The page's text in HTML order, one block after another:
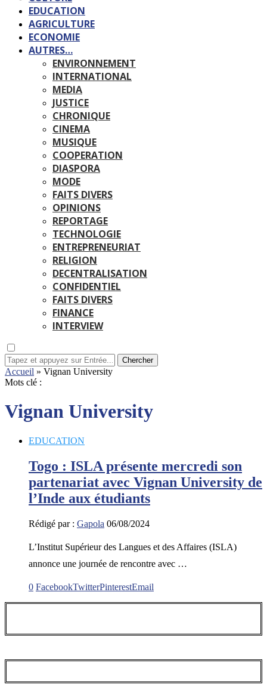
EDUCATION
AGRICULTURE
ECONOMIE
AUTRES…
ENVIRONNEMENT
INTERNATIONAL
MEDIA
JUSTICE
CHRONIQUE
CINEMA
MUSIQUE
COOPERATION
DIASPORA
MODE
FAITS DIVERS
OPINIONS
REPORTAGE
TECHNOLOGIE
ENTREPRENEURIAT
RELIGION
DECENTRALISATION
CONFIDENTIEL
FAITS DIVERS
FINANCE
INTERVIEW
Chercher
Accueil » Vignan University
Mots clé :
Vignan University
EDUCATION
Togo : ISLA présente mercredi son
partenariat avec Vignan University de
l’Inde aux étudiants
Rédigé par : Gapola 06/08/2024
L’Institut Supérieur des Langues et des Affaires (ISLA)
annonce une journée de rencontre avec …
0 FacebookTwitterPinterestEmail